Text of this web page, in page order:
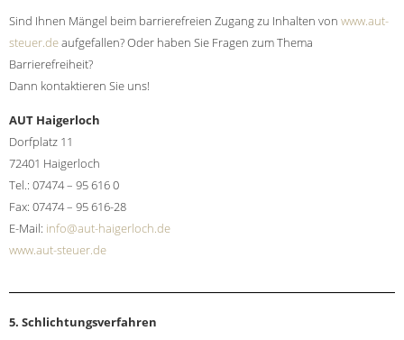
Sind Ihnen Mängel beim barrierefreien Zugang zu Inhalten von www.aut-
steuer.deaufgefallen? Oder haben Sie Fragen zum Thema
Barrierefreiheit?
Dann kontaktieren Sie uns!
AUT Haigerloch
Dorfplatz 11
72401 Haigerloch
Tel.: 07474 – 95 616 0
Fax: 07474 – 95 616-28
E-Mail: info@aut-haigerloch.de
www.aut-steuer.de
5. Schlichtungsverfahren